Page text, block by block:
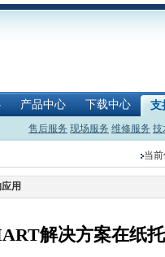
产品中心 下载中心 支
售后服务 现场服务 维修服务 技
当
用
解决方案在纸